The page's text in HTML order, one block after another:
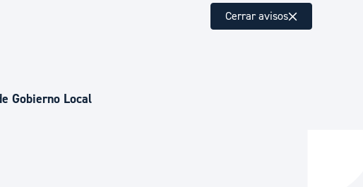
residuos y medioambiente
Cerrar avisos
Gobierno Local